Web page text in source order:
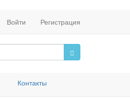
Войти Регистрация
Контакты